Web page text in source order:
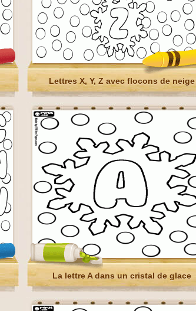
Lettres X, Y, Z avec flocons de neige
La lettre A dans un cristal de glace